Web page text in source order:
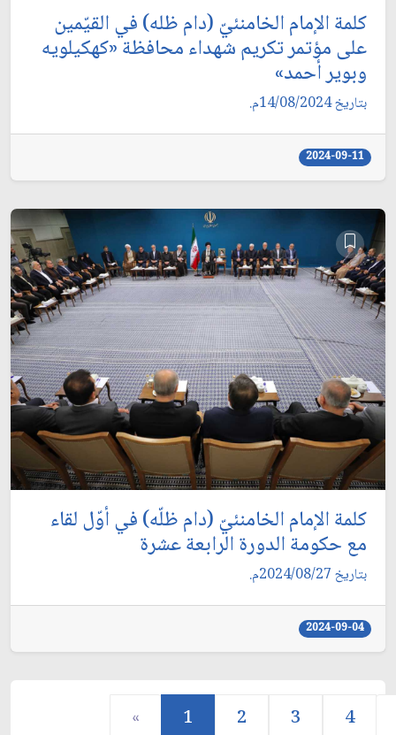
كلمة الإمام الخامنئيّ (دام ظله) في القيّمين
على مؤتمر تكريم شهداء محافظة «كهكيلويه
وبوير أحمد»
بتاريخ 14/08/2024م.
2024-09-11
كلمة الإمام الخامنئيّ (دام ظلّه) في أوّل لقاء
مع حكومة الدورة الرابعة عشرة
بتاريخ 2024/08/27م.
2024-09-04
« 1 2 3 4